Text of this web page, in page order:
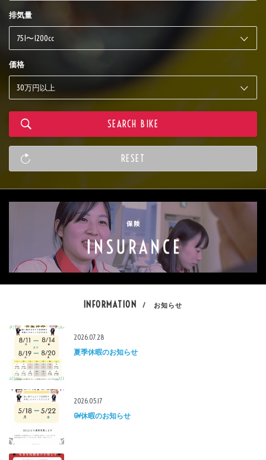
排気量
価格
INFORMATION / お知らせ
2026.07.28
夏季休暇のお知らせ
2026.05.17
GW休暇のお知らせ